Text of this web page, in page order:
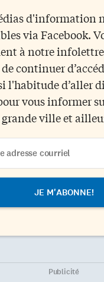
d'information
via Facebook.
à notre
continuer
l'habitude d’aller
vous informer
ville et
Publicité